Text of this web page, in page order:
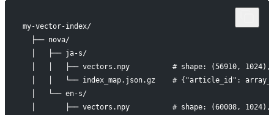
my-vector-index/
  ├── nova/
  │   ├── ja-s/
│   │   ├── vectors.npy          # shape: (56910, 1024),
│   │   └── index_map.json.gz    # {"article_id":
  │   └── en-s/
│       ├── vectors.npy          # shape: (60008, 1024),